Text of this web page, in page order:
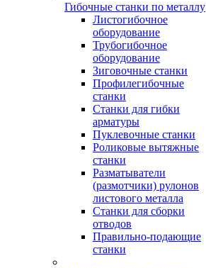
Гибочные станки по металлу
Листогибочное
оборудование
Трубогибочное
оборудование
Зиговочные станки
Профилегибочные
станки
Станки для гибки
арматуры
Пуклевочные станки
Роликовые вытяжные
станки
Разматыватели
(размотчики) рулонов
листового металла
Станки для сборки
отводов
Правильно-подающие
станки